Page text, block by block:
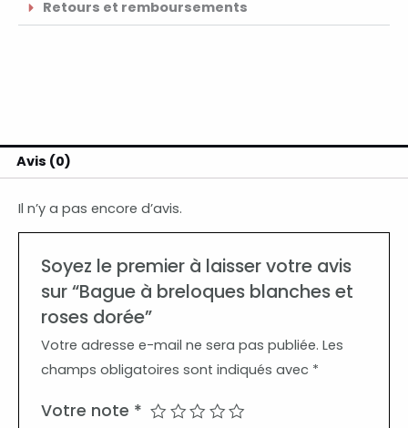
Retours et remboursements
Avis (0)
Il n’y a pas encore d’avis.
Soyez le premier à laisser votre avis
sur “Bague à breloques blanches et
roses dorée”
Votre adresse e-mail ne sera pas publiée. Les
champs obligatoires sont indiqués avec *
Votre note *